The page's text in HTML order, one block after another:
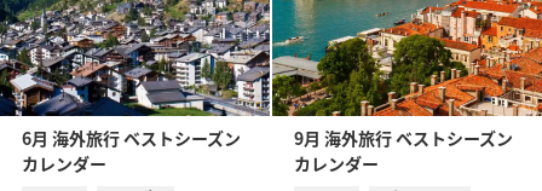
6月 海外旅行 ベストシーズン
カレンダー
9月 海外旅行 ベストシーズン
カレンダー